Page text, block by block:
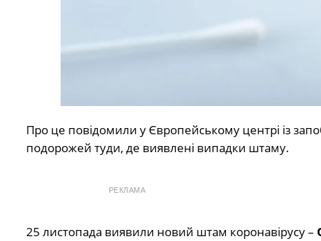
Про це повідомили у Європейському центрі із
подорожей туди, де виявлені випадки штаму.
РЕКЛАМА
25 листопада виявили новий штам коронавірусу –